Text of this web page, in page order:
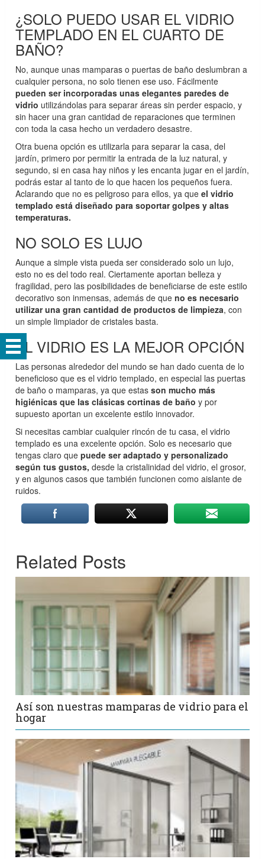
¿SOLO PUEDO USAR EL VIDRIO
TEMPLADO EN EL CUARTO DE
BAÑO?
No, aunque unas mamparas o puertas de baño deslumbran a
cualquier persona, no solo tienen ese uso. Fácilmente
pueden ser incorporadas unas elegantes paredes de
vidrio utilizándolas para separar áreas sin perder espacio, y
sin hacer una gran cantidad de reparaciones que terminen
con toda la casa hecho un verdadero desastre.
Otra buena opción es utilizarla para separar la casa, del
jardín, primero por permitir la entrada de la luz natural, y
segundo, si en casa hay niños y les encanta jugar en el jardín,
podrás estar al tanto de lo que hacen los pequeños fuera.
Aclarando que no es peligroso para ellos, ya queel vidrio
templado está diseñado para soportar golpes y altas
temperaturas.
NO SOLO ES LUJO
Aunque a simple vista pueda ser considerado solo un lujo,
esto no es del todo real. Ciertamente aportan belleza y
fragilidad, pero las posibilidades de beneficiarse de este estilo
decorativo son inmensas, además de queno es necesario
utilizar una gran cantidad de productos de limpieza, con
un simple limpiador de cristales basta.
EL VIDRIO ES LA MEJOR OPCIÓN
Las personas alrededor del mundo se han dado cuenta de lo
beneficioso que es el vidrio templado, en especial las puertas
de baño o mamparas, ya que estasson mucho más
higiénicas que las clásicas cortinas de baño y por
supuesto aportan un excelente estilo innovador.
Si necesitas cambiar cualquier rincón de tu casa, el vidrio
templado es una excelente opción. Solo es necesario que
tengas claro quepuede ser adaptado y personalizado
según tus gustos, desde la cristalinidad del vidrio, el grosor,
y en algunos casos que también funcionen como aislante de
ruidos.
Related Posts
Así son nuestras mamparas de vidrio para el
hogar